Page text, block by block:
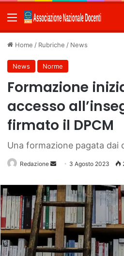
Menu
Home / Rubriche / News
News Norme
Formazione
accesso
firmato il DPCM
Una formazione pagata dai
Redazione
Invia 3 Agosto 2023